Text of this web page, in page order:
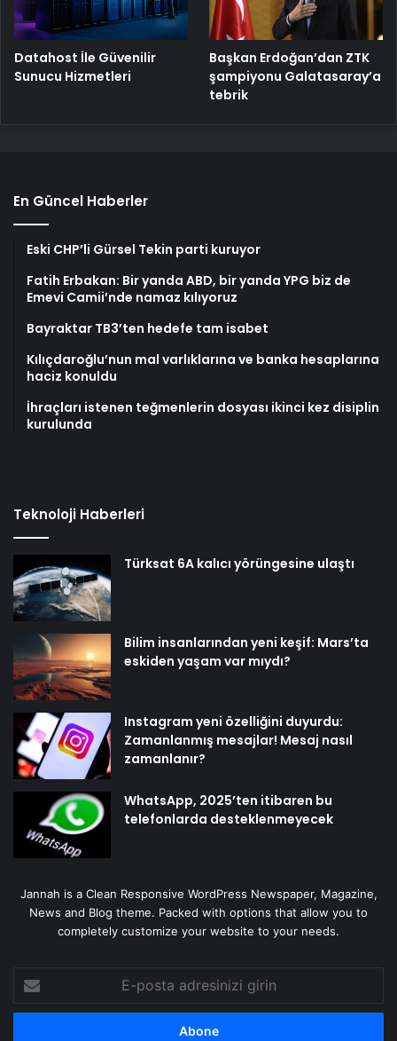
Datahost İle Güvenilir
Sunucu Hizmetleri
Başkan Erdoğan’dan ZTK
şampiyonu Galatasaray’a
tebrik
En Güncel Haberler
Eski CHP’li Gürsel Tekin parti kuruyor
Fatih Erbakan: Bir yanda ABD, bir yanda YPG biz de
Emevi Camii’nde namaz kılıyoruz
Bayraktar TB3’ten hedefe tam isabet
Kılıçdaroğlu’nun mal varlıklarına ve banka hesaplarına
haciz konuldu
İhraçları istenen teğmenlerin dosyası ikinci kez disiplin
kurulunda
Teknoloji Haberleri
Türksat 6A kalıcı yörüngesine ulaştı
Bilim insanlarından yeni keşif: Mars’ta
eskiden yaşam var mıydı?
Instagram yeni özelliğini duyurdu:
Zamanlanmış mesajlar! Mesaj nasıl
zamanlanır?
WhatsApp, 2025’ten itibaren bu
telefonlarda desteklenmeyecek
Jannah is a Clean Responsive WordPress Newspaper, Magazine,
News and Blog theme. Packed with options that allow you to
completely customize your website to your needs.
posta
adresinizi